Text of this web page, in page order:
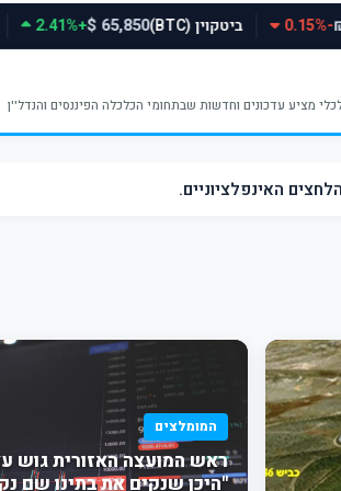
-0.15% ביטקוין (BTC) 65,850 $
+2.41%
המומלצים
ראש המועצה האזורית גוש
"היכן שנקים את בתינו שם